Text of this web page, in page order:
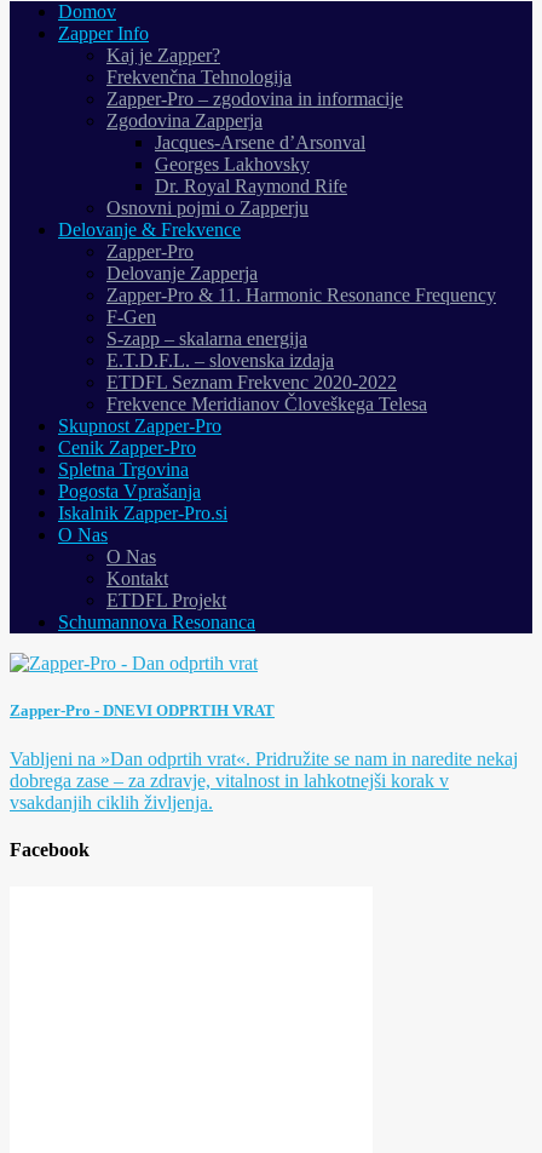
Domov
Zapper Info
Kaj je Zapper?
Frekvenčna Tehnologija
Zapper-Pro – zgodovina in informacije
Zgodovina Zapperja
Jacques-Arsene d’Arsonval
Georges Lakhovsky
Dr. Royal Raymond Rife
Osnovni pojmi o Zapperju
Delovanje & Frekvence
Zapper-Pro
Delovanje Zapperja
Zapper-Pro & 11. Harmonic Resonance Frequency
F-Gen
S-zapp – skalarna energija
E.T.D.F.L. – slovenska izdaja
ETDFL Seznam Frekvenc 2020-2022
Frekvence Meridianov Človeškega Telesa
Skupnost Zapper-Pro
Cenik Zapper-Pro
Spletna Trgovina
Pogosta Vprašanja
Iskalnik Zapper-Pro.si
O Nas
O Nas
Kontakt
ETDFL Projekt
Schumannova Resonanca
Zapper-Pro - DNEVI ODPRTIH VRAT
Vabljeni na »Dan odprtih vrat«. Pridružite se nam in naredite nekaj
dobrega zase – za zdravje, vitalnost in lahkotnejši korak v
vsakdanjih ciklih življenja.
Facebook